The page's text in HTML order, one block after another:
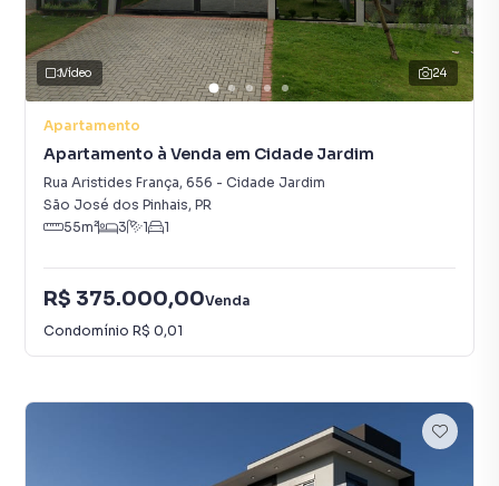
24
Vídeo
Apartamento
Apartamento à Venda em Cidade Jardim
Rua Aristides França, 656 - Cidade Jardim
São José dos Pinhais, PR
55m² 3 1 1
R$ 375.000,00Venda
Condomínio R$ 0,01